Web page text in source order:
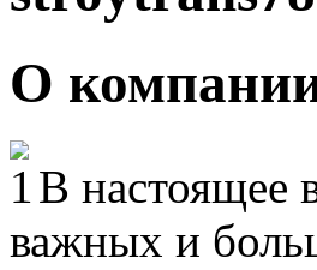
О
В настоящее
важных и